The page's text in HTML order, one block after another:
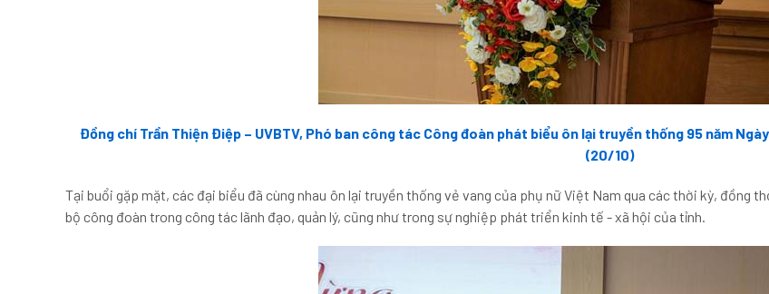
Đồng chí Trần Thiện Điệp – UVBTV, Phó ban công tác Công đoàn phát biểu ôn lại truyền thống 95 năm
(20/10)
Tại buổi gặp mặt, các đại biểu đã cùng nhau ôn lại truyền thống vẻ vang của phụ nữ Việt Nam qua các thời kỳ, đồng
bộ công đoàn trong công tác lãnh đạo, quản lý, cũng như trong sự nghiệp phát triển kinh tế - xã hội của tỉnh.